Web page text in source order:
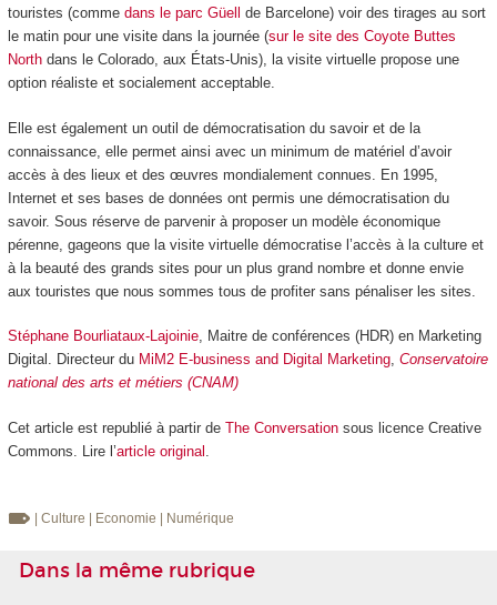
touristes (comme dans le parc Güell
de Barcelone) voir des tirages au sort
le matin pour une visite dans la journée (sur le site des Coyote Buttes
Northdans le Colorado, aux États-Unis), la visite virtuelle propose une
option réaliste et socialement acceptable.
Elle est également un outil de démocratisation du savoir et de la
connaissance, elle permet ainsi avec un minimum de matériel d’avoir
accès à des lieux et des œuvres mondialement connues. En 1995,
Internet et ses bases de données ont permis une démocratisation du
savoir. Sous réserve de parvenir à proposer un modèle économique
pérenne, gageons que la visite virtuelle démocratise l’accès à la culture et
à la beauté des grands sites pour un plus grand nombre et donne envie
aux touristes que nous sommes tous de profiter sans pénaliser les sites.
Stéphane Bourliataux-Lajoinie, Maitre de conférences (HDR) en Marketing
Digital. Directeur du MiM2 E-business and Digital Marketing, Conservatoire
national des arts et métiers (CNAM)
Cet article est republié à partir de The Conversationsous licence Creative
Commons. Lire l’article original
| Culture | Economie | Numérique
Dans la même rubrique